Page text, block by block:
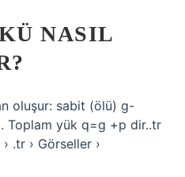
NASIL
oluşur: sabit (ölü) g-
Toplam yük q=g +p dir..tr
.tr › Görseller ›